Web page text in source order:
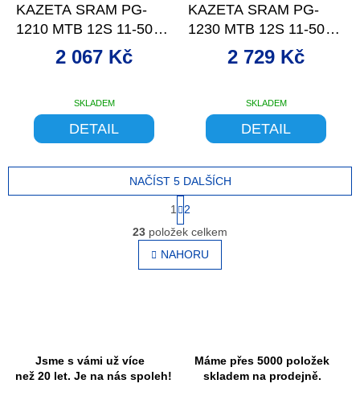
KAZETA SRAM PG-
1210 MTB 12S 11-50Z
BLACK
SKLADEM
2 067 Kč
DETAIL
KAZETA SRAM PG-
1230 MTB 12S 11-50Z
BLACK
SKLADEM
2 729 Kč
DETAIL
O
v
l
á
NAČÍST 5 DALŠÍCH
t
r
á
n
k
1
2
23 položek celkem
NAHORU
Jsme s vámi už více
než 20 let. Je na nás spoleh!
Máme přes 5000 položek
skladem na prodejně.